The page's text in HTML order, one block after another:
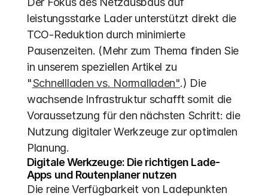
leistungsstarke Lader unterstützt direkt die
TCO-Reduktion durch minimierte
Pausenzeiten. (Mehr zum Thema finden Sie
in unserem speziellen Artikel zu
"Schnellladen vs. Normalladen".) Die
wachsende Infrastruktur schafft somit die
Voraussetzung für den nächsten Schritt: die
Nutzung digitaler Werkzeuge zur optimalen
Planung.
Digitale Werkzeuge: Die richtigen Lade-
Apps und Routenplaner nutzen
Die reine Verfügbarkeit von Ladepunkten